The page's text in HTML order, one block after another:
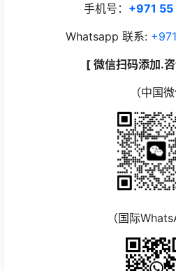
手机号： +971
Whatsapp 联系:
[ 微信扫码添加.
（中国微
（国际